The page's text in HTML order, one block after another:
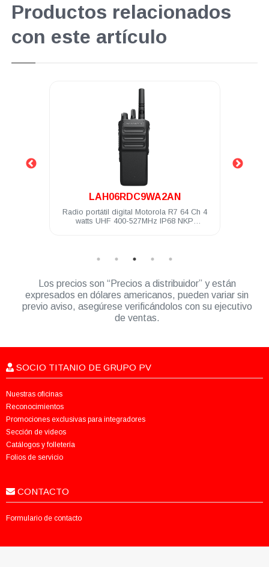
Productos relacionados
con este artículo
.
LAH06RDC9WA2AN
Radio portátil digital Motorola R7 64 Ch 4
watts UHF 400-527MHz IP68 NKP
Los precios son “Precios a distribuidor” y están
expresados en dólares americanos, pueden variar sin
previo aviso, asegúrese verificándolos con su ejecutivo
de ventas.
SOCIO TITANIO DE GRUPO PV
Nuestras oficinas
Reconocimientos
Promociones exclusivas para integradores
Sección de videos
Catálogos y folletería
Folios de servicio
CONTACTO
Formulario de contacto